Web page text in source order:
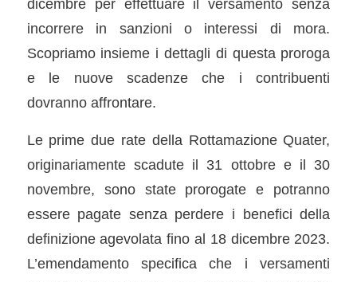
dicembre per effettuare il versamento senza
incorrere in sanzioni o interessi di mora.
Scopriamo insieme i dettagli di questa proroga
e le nuove scadenze che i contribuenti
dovranno affrontare.
Le prime due rate della Rottamazione Quater,
originariamente scadute il 31 ottobre e il 30
novembre, sono state prorogate e potranno
essere pagate senza perdere i benefici della
definizione agevolata fino al 18 dicembre 2023.
L’emendamento specifica che i versamenti